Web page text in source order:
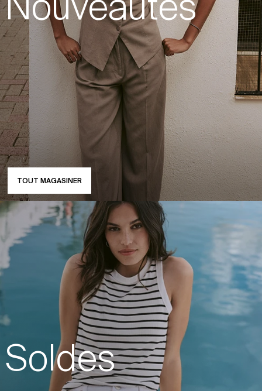
TOUT MAGASINER
Soldes